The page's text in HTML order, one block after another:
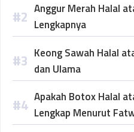
Anggur Merah Halal
Lengkapnya
Keong Sawah Halal
dan Ulama
Apakah Botox Halal
Lengkap Menurut